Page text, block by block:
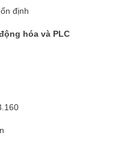
ổn định
hóa và PLC